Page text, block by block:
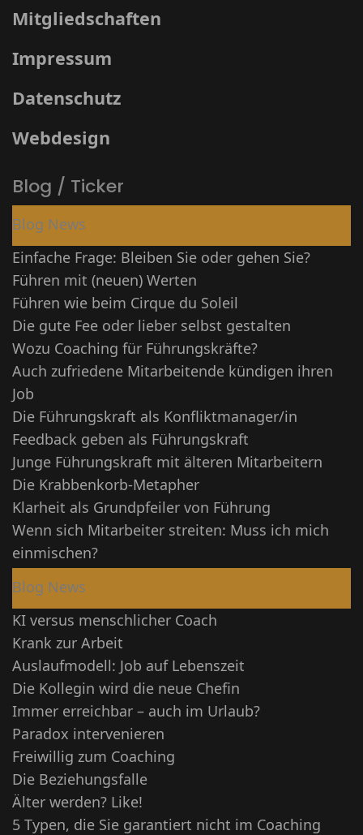
Mitgliedschaften
Impressum
Datenschutz
Webdesign
Blog / Ticker
Blog News
Einfache Frage: Bleiben Sie oder gehen Sie?
Führen mit (neuen) Werten
Führen wie beim Cirque du Soleil
Die gute Fee oder lieber selbst gestalten
Wozu Coaching für Führungskräfte?
Auch zufriedene Mitarbeitende kündigen ihren
Job
Die Führungskraft als Konfliktmanager/in
Feedback geben als Führungskraft
Junge Führungskraft mit älteren Mitarbeitern
Die Krabbenkorb-Metapher
Klarheit als Grundpfeiler von Führung
Wenn sich Mitarbeiter streiten: Muss ich mich
einmischen?
Blog News
KI versus menschlicher Coach
Krank zur Arbeit
Auslaufmodell: Job auf Lebenszeit
Die Kollegin wird die neue Chefin
Immer erreichbar – auch im Urlaub?
Paradox intervenieren
Freiwillig zum Coaching
Die Beziehungsfalle
Älter werden? Like!
5 Typen, die Sie garantiert nicht im Coaching